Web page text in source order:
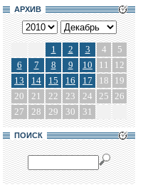
АРХИВ
1 2 3 4
5
6
7 8 9 10 11
12
13
14 15 16 17 18
19
20
21 22 23 24 25 26
27
28 29 30 31
ПОИСК